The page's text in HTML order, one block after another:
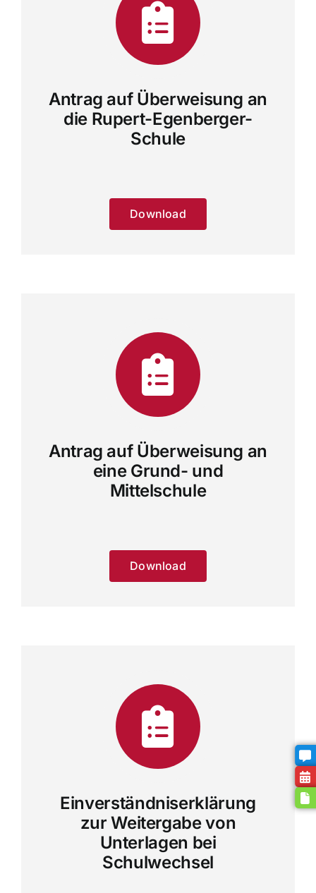
Antrag auf Überweisung an
die Rupert-Egenberger-
Schule
Download
Antrag auf Überweisung an
eine Grund- und
Mittelschule
Download
Einverständniserklärung
zur Weitergabe von
Unterlagen bei
Schulwechsel